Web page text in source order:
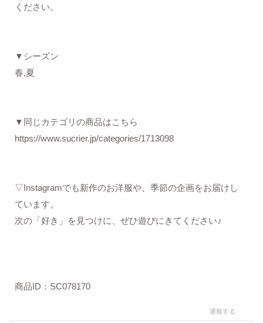
ください。
▼シーズン
春,夏
▼同じカテゴリの商品はこちら
https://www.sucrier.jp/categories/1713098
▽Instagramでも新作のお洋服や、季節の企画をお届けし
ています。
次の「好き」を見つけに、ぜひ遊びにきてください♪
商品ID：SC078170
通報する